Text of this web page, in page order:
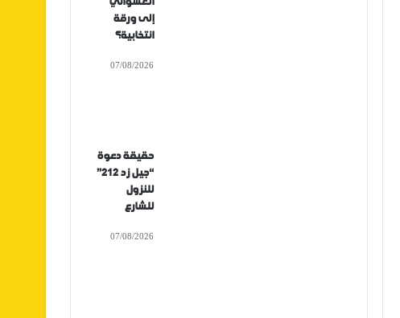
إلى ورقة
انتخابية؟
07/08/2026
حقيقة دعوة
“جيل زد 212”
للنزول
للشارع
07/08/2026